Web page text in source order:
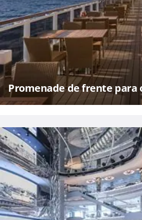
Promenade de frente para